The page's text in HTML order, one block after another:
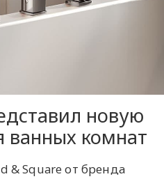
новую
ванных комнат
& Square от бренда